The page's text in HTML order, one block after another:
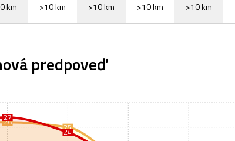
km >10 km >10 km >10 km >10 km
predpoveď
26 25
27
24